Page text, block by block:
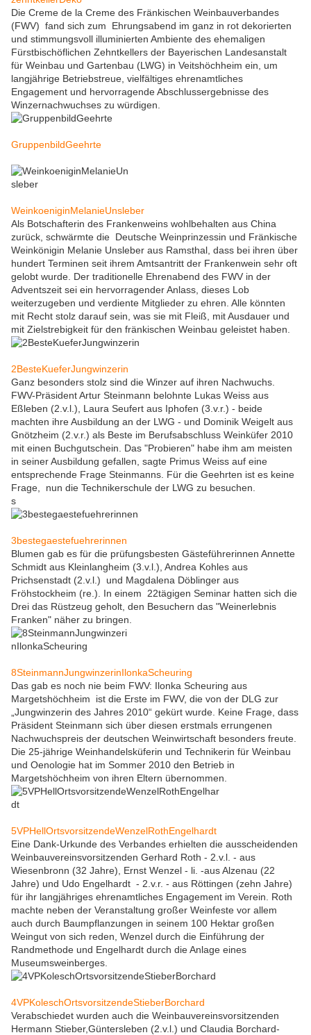
Die Creme de la Creme des Fränkischen Weinbauverbandes
(FWV) fand sich zum Ehrungsabend im ganz in rot dekorierten
und stimmungsvoll illuminierten Ambiente des ehemaligen
Fürstbischöflichen Zehntkellers der Bayerischen Landesanstalt
für Weinbau und Gartenbau (LWG) in Veitshöchheim ein, um
langjährige Betriebstreue, vielfältiges ehrenamtliches
Engagement und hervorragende Abschlussergebnisse des
Winzernachwuchses zu würdigen.
GruppenbildGeehrte
WeinkoeniginMelanieUnsleber
Als Botschafterin des Frankenweins wohlbehalten aus China
zurück, schwärmte die Deutsche Weinprinzessin und Fränkische
Weinkönigin Melanie Unsleber aus Ramsthal, dass bei ihren über
hundert Terminen seit ihrem Amtsantritt der Frankenwein sehr oft
gelobt wurde. Der traditionelle Ehrenabend des FWV in der
Adventszeit sei ein hervorragender Anlass, dieses Lob
weiterzugeben und verdiente Mitglieder zu ehren. Alle könnten
mit Recht stolz darauf sein, was sie mit Fleiß, mit Ausdauer und
mit Zielstrebigkeit für den fränkischen Weinbau geleistet haben.
2BesteKueferJungwinzerin
Ganz besonders stolz sind die Winzer auf ihren Nachwuchs.
FWV-Präsident Artur Steinmann belohnte Lukas Weiss aus
Eßleben (2.v.l.), Laura Seufert aus Iphofen (3.v.r.) - beide
machten ihre Ausbildung an der LWG - und Dominik Weigelt aus
Gnötzheim (2.v.r.) als Beste im Berufsabschluss Weinküfer 2010
mit einen Buchgutschein. Das "Probieren" habe ihm am meisten
in seiner Ausbildung gefallen, sagte Primus Weiss auf eine
entsprechende Frage Steinmanns. Für die Geehrten ist es keine
Frage, nun die Technikerschule der LWG zu besuchen.
s
3bestegaestefuehrerinnen
Blumen gab es für die prüfungsbesten Gästeführerinnen Annette
Schmidt aus Kleinlangheim (3.v.l.), Andrea Kohles aus
Prichsenstadt (2.v.l.) und Magdalena Döblinger aus
Fröhstockheim (re.). In einem 22tägigen Seminar hatten sich die
Drei das Rüstzeug geholt, den Besuchern das "Weinerlebnis
Franken" näher zu bringen.
8SteinmannJungwinzerinIlonkaScheuring
Das gab es noch nie beim FWV: Ilonka Scheuring aus
Margetshöchheim ist die Erste im FWV, die von der DLG zur
„Jungwinzerin des Jahres 2010“ gekürt wurde. Keine Frage, dass
Präsident Steinmann sich über diesen erstmals errungenen
Nachwuchspreis der deutschen Weinwirtschaft besonders freute.
Die 25-jährige Weinhandelsküferin und Technikerin für Weinbau
und Oenologie hat im Sommer 2010 den Betrieb in
Margetshöchheim von ihren Eltern übernommen.
5VPHellOrtsvorsitzendeWenzelRothEngelhardt
Eine Dank-Urkunde des Verbandes erhielten die ausscheidenden
Weinbauvereinsvorsitzenden Gerhard Roth - 2.v.l. - aus
Wiesenbronn (32 Jahre), Ernst Wenzel - li. -aus Alzenau (22
Jahre) und Udo Engelhardt - 2.v.r. - aus Röttingen (zehn Jahre)
für ihr langjähriges ehrenamtliches Engagement im Verein. Roth
machte neben der Veranstaltung großer Weinfeste vor allem
auch durch Baumpflanzungen in seinem 100 Hektar großen
Weingut von sich reden, Wenzel durch die Einführung der
Randmethode und Engelhardt durch die Anlage eines
Museumsweinberges.
4VPKoleschOrtsvorsitzendeStieberBorchard
Verabschiedet wurden auch die Weinbauvereinsvorsitzenden
Hermann Stieber,Güntersleben (2.v.l.) und Claudia Borchard-